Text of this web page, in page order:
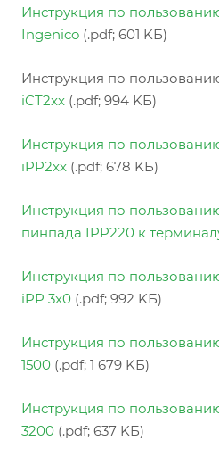
Инструкция по
Ingenico (.pdf; 601 KБ)
Инструкция по
iCT2xx (.pdf; 994 KБ)
Инструкция по
iPP2xx (.pdf; 678 KБ)
Инструкция по
пинпада IPP220 к
Инструкция по
iPP 3x0 (.pdf; 992 KБ)
Инструкция по
1500 (.pdf; 1 679 KБ)
Инструкция по
3200 (.pdf; 637 KБ)